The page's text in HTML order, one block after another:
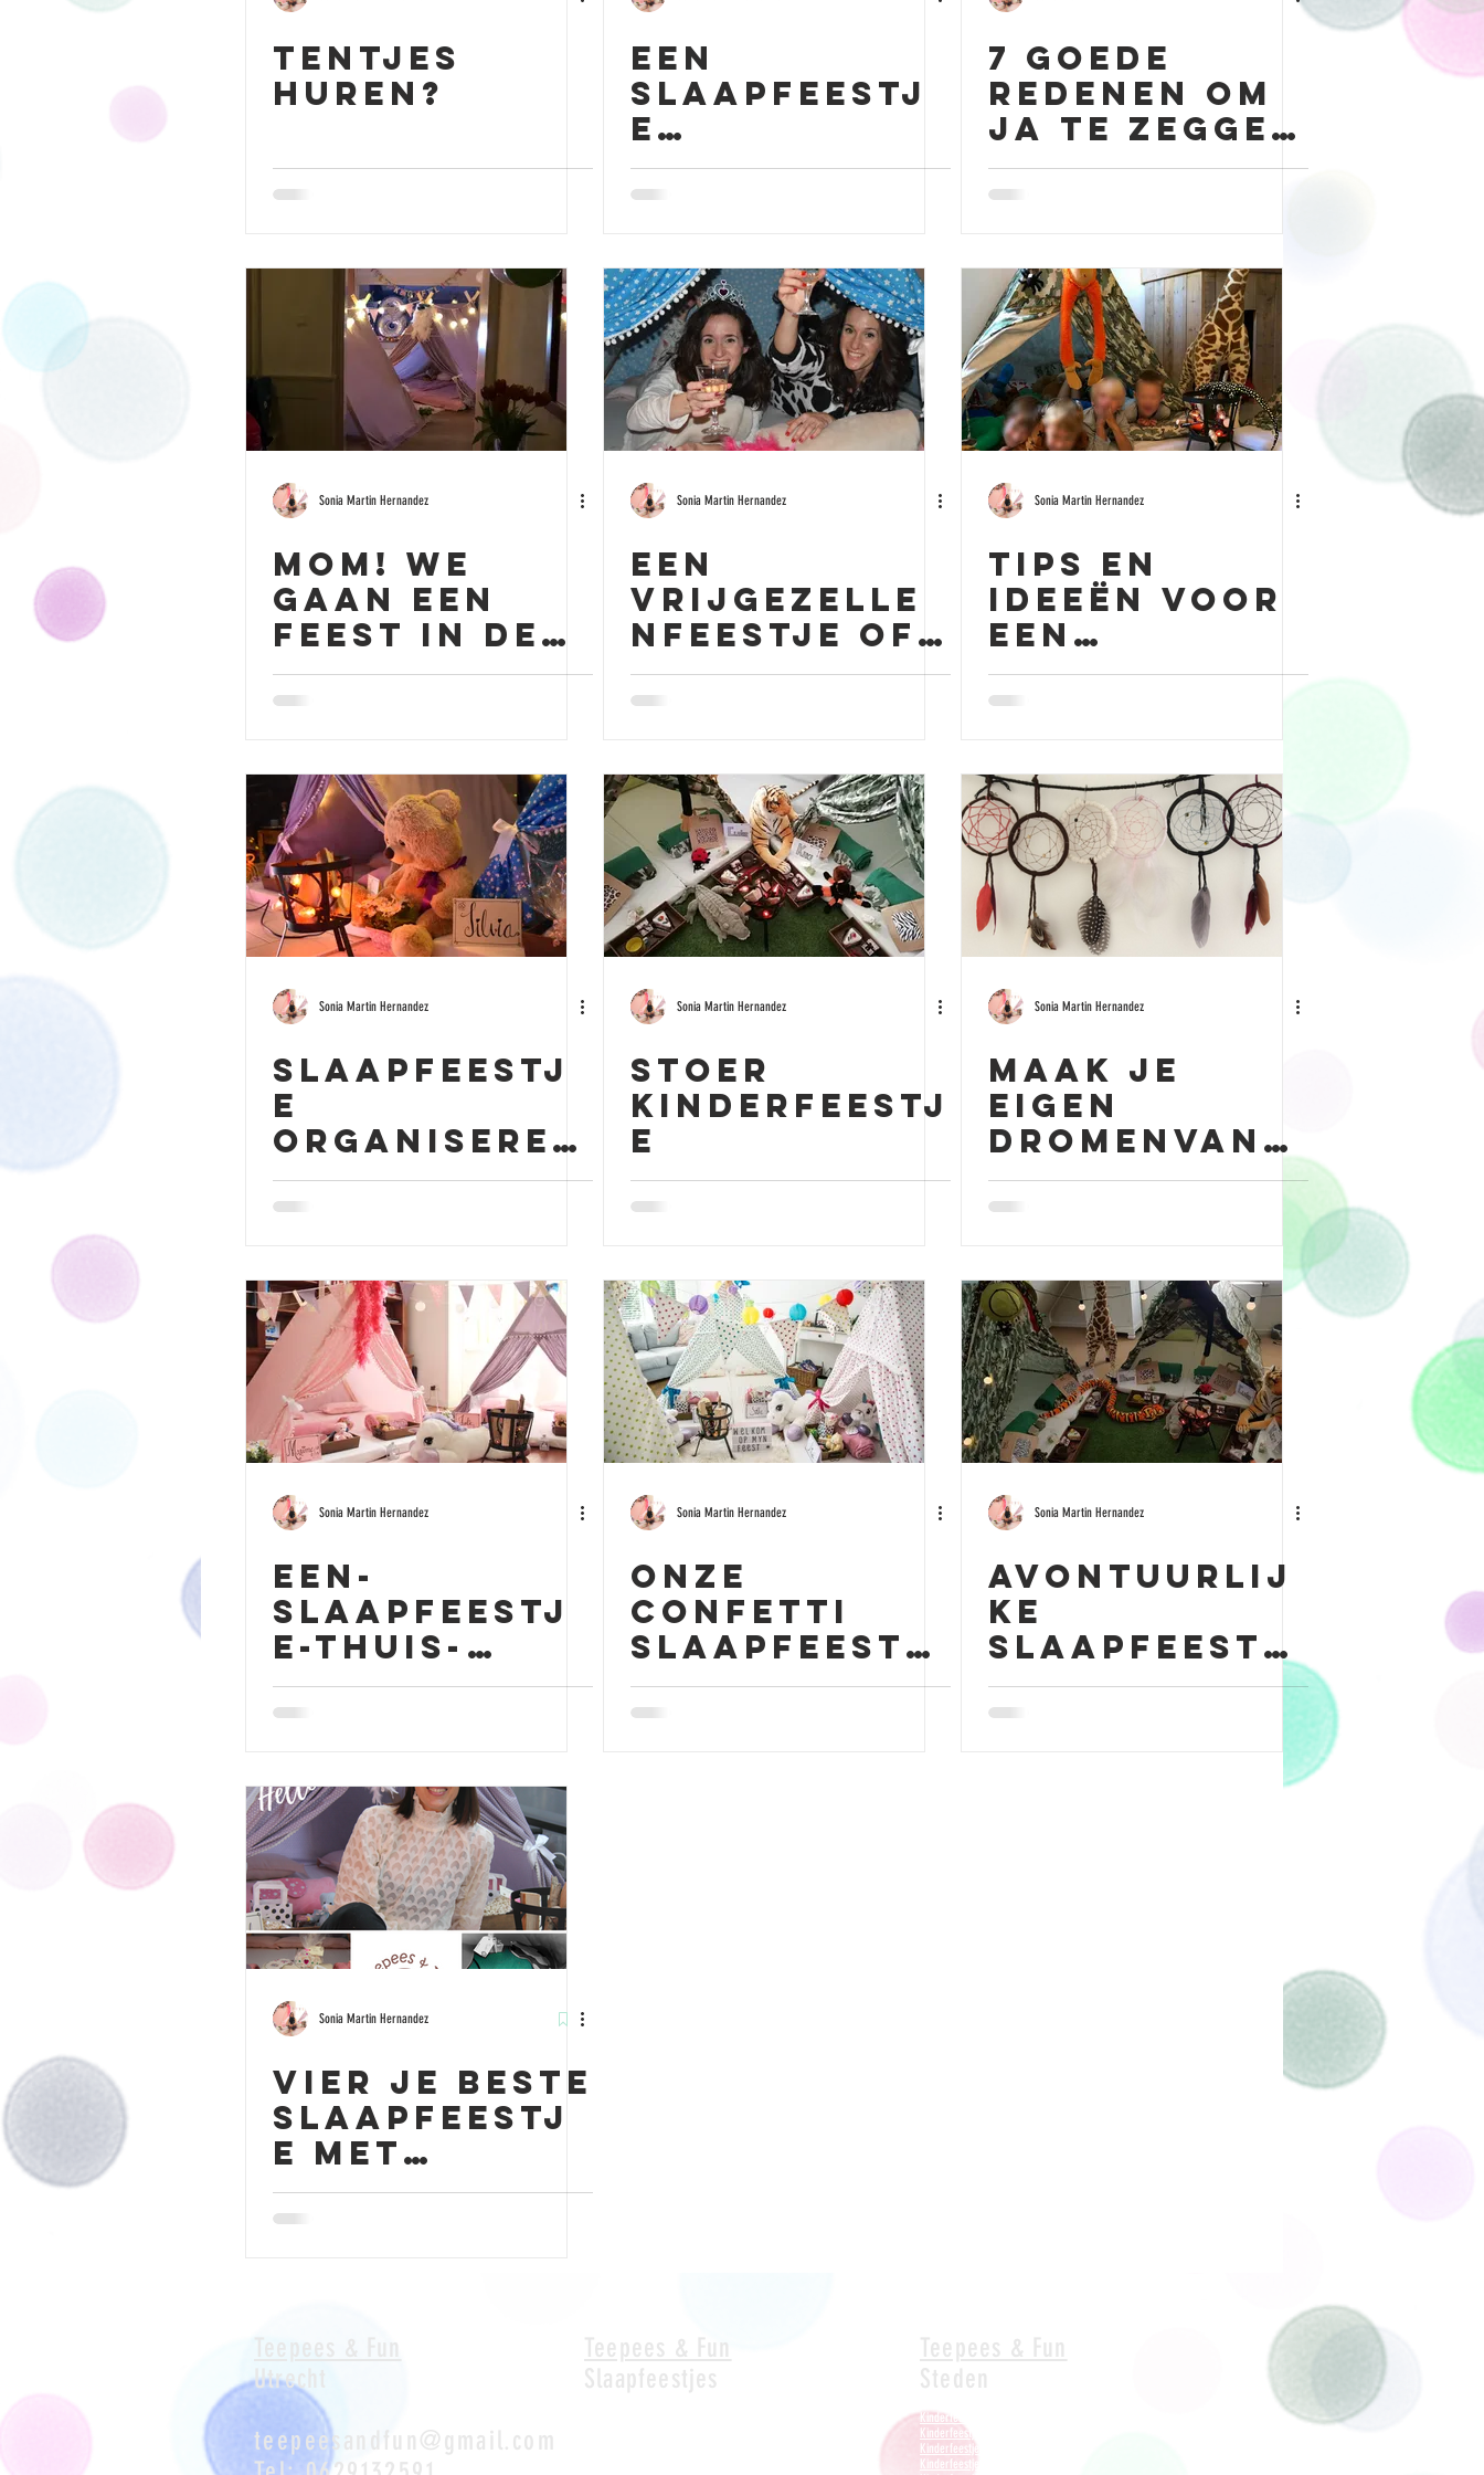
Tentjes
huren?
Een
slaapfeestj
e
organiseren
?
7 goede
redenen om
ja te zeggen
tegen
slaapfeestj
Sonia Martin Hernandez
Mom! we
gaan een
feest in de
tent
vieren!!
Sonia Martin Hernandez
Een
Vrijgezelle
nfeestje of
een
Slaapfeestj
dat kan, met
teepees &
fun
Sonia Martin Hernandez
Tips en
ideeën voor
een
slaapfeestj
e thuis
Sonia Martin Hernandez
Slaapfeestj
e
Organiseren
?
Sonia Martin Hernandez
Stoer
Kinderfeestj
e
Sonia Martin Hernandez
Maak je
eigen
dromenvang
er voor
jouw
e!
Sonia Martin Hernandez
Een-
slaapfeestj
e-thuis-
organiseren
Sonia Martin Hernandez
Onze
Confetti
Slaapfeestj
es zijn een
feit - Leuke
Sonia Martin Hernandez
Avontuurlij
ke
Slaapfeestj
es
Sonia Martin Hernandez
Vier je beste
slaapfeestj
e met
teepees &
Fun!
Utrecht
teepeesandfun@gmail.com
Kinderfeestje Vleuten
Kinderfeestje Amsterdam
Kinderfeestje 't Gooi
Kinderfeestje Rotterdam